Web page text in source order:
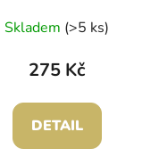
Skladem (>5 ks)
275 Kč
DETAIL